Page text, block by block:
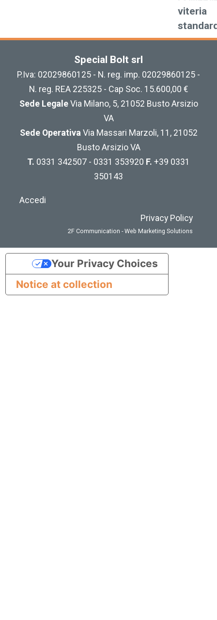
viteria
Special Bolt srl
P.Iva: 02029860125 - N. reg. imp. 02029860125 -
N. reg. REA 225325 - Cap Soc. 15.600,00 €
Sede LegaleVia Milano, 5, 21052 Busto Arsizio
VA
Sede Operativa Via Massari Marzoli, 11, 21052
Busto Arsizio VA
T. 0331 342507 - 0331 353920 F. +39 0331
350143
Accedi
Privacy Policy
2F Communication - Web Marketing Solutions
Notice at collection
Your Privacy Choices